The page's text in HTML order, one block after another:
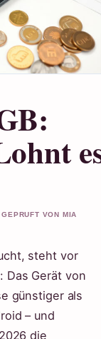
VON MIA
steht vor
Das Gerät von
günstiger als
– und
die